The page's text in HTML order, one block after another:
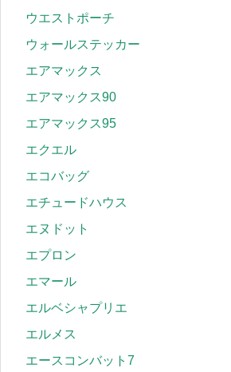
ウエストポーチ
ウォールステッカー
エアマックス
エアマックス90
エアマックス95
エクエル
エコバッグ
エチュードハウス
エヌドット
エプロン
エマール
エルベシャプリエ
エルメス
エースコンバット7